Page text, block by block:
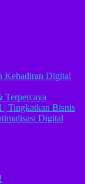
Kehadiran Digital
Terpercaya
| Tingkatkan Bisnis
Digital